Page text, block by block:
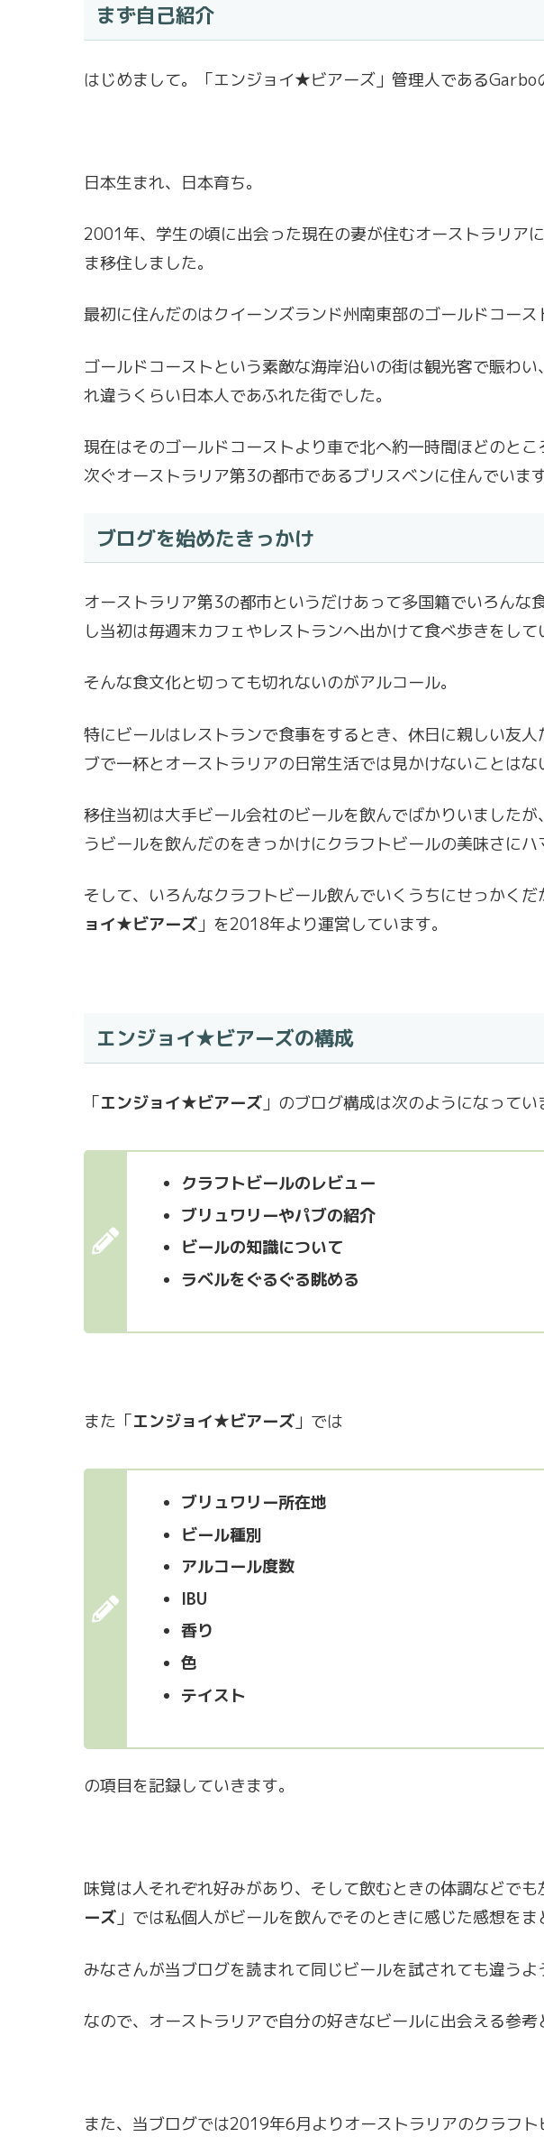
まず自己紹介
はじめまして。「エンジョイ★ビアーズ」管理人であるGarbo
日本生まれ、日本育ち。
2001年、学生の頃に出会った現在の妻が住むオーストラリア
ま移住しました。
最初に住んだのはクイーンズランド州南東部のゴールドコース
ゴールドコーストという素敵な海岸沿いの街は観光客で賑わ
れ違うくらい日本人であふれた街でした。
現在はそのゴールドコーストより車で北へ約一時間ほどのと
次ぐオーストラリア第3の都市であるブリスベンに住んでいます
ブログを始めたきっかけ
オーストラリア第3の都市というだけあって多国籍でいろんな
し当初は毎週末カフェやレストランへ出かけて食べ歩きをして
そんな食文化と切っても切れないのがアルコール。
特にビールはレストランで食事をするとき、休日に親しい友
ブで一杯とオーストラリアの日常生活では見かけないことはな
移住当初は大手ビール会社のビールを飲んでばかりいましたが、
うビールを飲んだのをきっかけにクラフトビールの美味さにハ
そして、いろんなクラフトビール飲んでいくうちにせっかく
ョイ★ビアーズ 」を2018年より運営しています。
エンジョイ★ビアーズの構成
「エンジョイ★ビアーズ 」のブログ構成は次のようになってい
クラフトビールのレビュー
ブリュワリーやパブの紹介
ビールの知識について
ラベルをぐるぐる眺める
また「エンジョイ★ビアーズ」では
ブリュワリー所在地
ビール種別
アルコール度数
IBU
香り
色
テイスト
の項目を記録していきます。
味覚は人それぞれ好みがあり、そして飲むときの体調などで
ーズ」では私個人がビールを飲んでそのときに感じた感想をま
みなさんが当ブログを読まれて同じビールを試されても違うよ
なので、オーストラリアで自分の好きなビールに出会える参考
また、当ブログでは2019年6月よりオーストラリアのクラフ